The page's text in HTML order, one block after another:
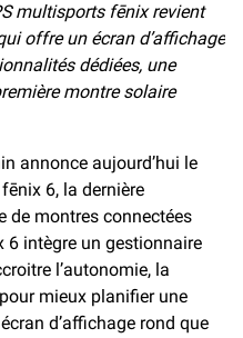
multisports fēnix revient
offre un écran d’affichage
dédiées, une
montre solaire
annonce aujourd’hui le
6, la dernière
de montres connectées
6 intègre un gestionnaire
l’autonomie, la
mieux planifier une
d’affichage rond que